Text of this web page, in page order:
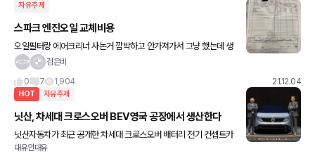
자유주제
스파크 엔진오일 교체비용
오일필터랑 에어크리너 사논거 깜박하고 안가져가서 그냥 했는데 생
각보다 싸네요 괜히 배송비내고 샀네요 더 비싸게 산듯
검은비
0
7 1,904 21.12.04
HOT 자유주제
닛산, 차세대 크로스오버 BEV영국 공장에서 생산한다
닛산자동차가 최근 공개한 차세대 크로스오버 배터리 전기 컨셉트카
칠아웃(Chill Out)을 영국 선덜랜드 공장에서 생산한다고 하네요 2,
대유안대유